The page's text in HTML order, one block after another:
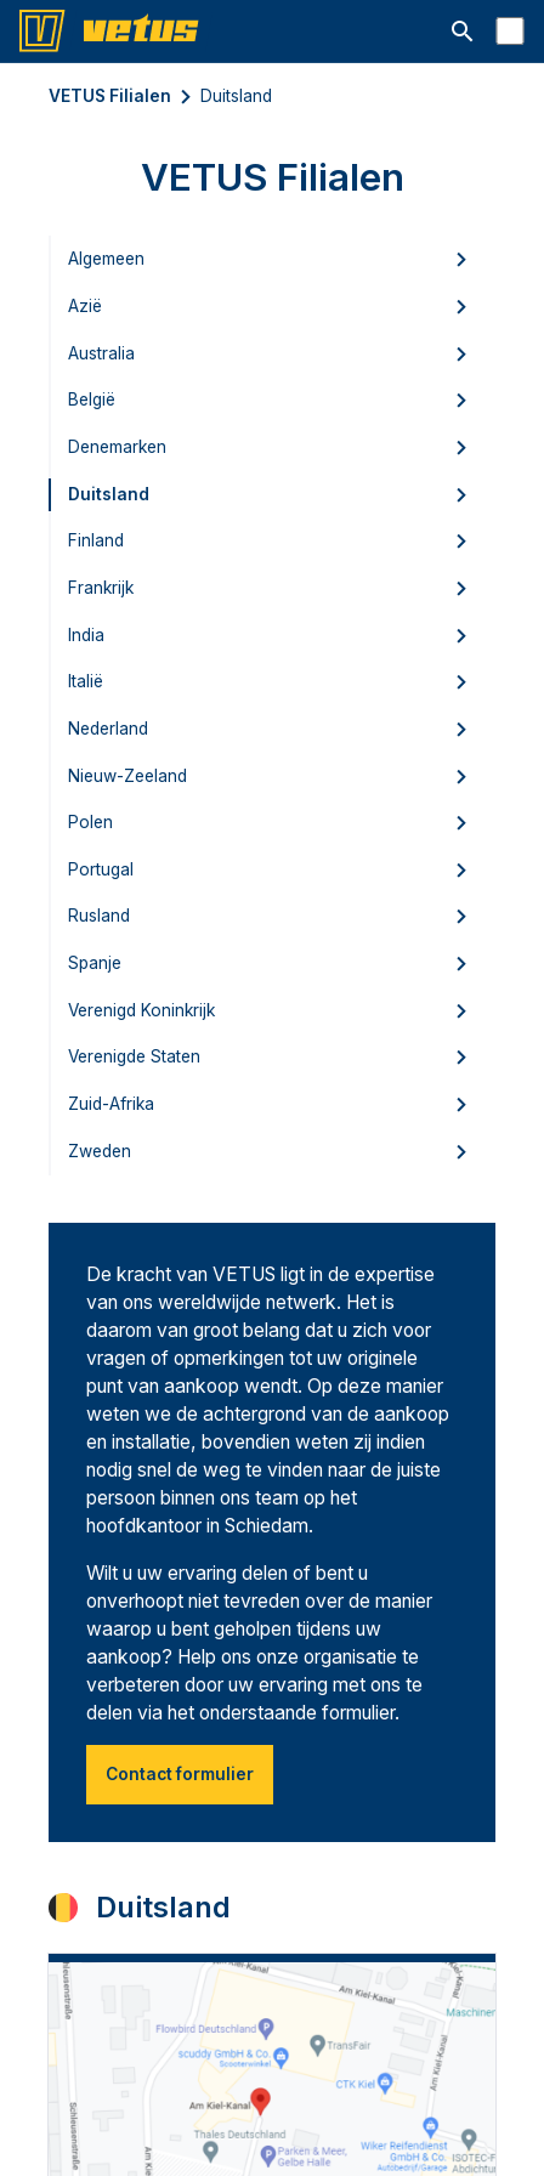
Open
VETUS Filialen Duitsland
VETUS Filialen
Algemeen
Azië
Australia
België
Denemarken
Duitsland
Finland
Frankrijk
India
Italië
Nederland
Nieuw-Zeeland
Polen
Portugal
Rusland
Spanje
Verenigd Koninkrijk
Verenigde Staten
Zuid-Afrika
Zweden
De kracht van VETUS ligt in de expertise
van ons wereldwijde netwerk. Het is
daarom van groot belang dat u zich voor
vragen of opmerkingen tot uw originele
punt van aankoop wendt. Op deze manier
weten we de achtergrond van de aankoop
en installatie, bovendien weten zij indien
nodig snel de weg te vinden naar de juiste
persoon binnen ons team op het
hoofdkantoor in Schiedam.
Wilt u uw ervaring delen of bent u
onverhoopt niet tevreden over de manier
waarop u bent geholpen tijdens uw
aankoop? Help ons onze organisatie te
verbeteren door uw ervaring met ons te
delen via het onderstaande formulier.
Contact formulier
Duitsland